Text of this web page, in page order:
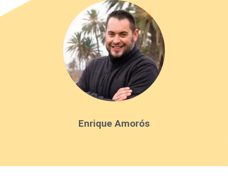
Enrique Amorós